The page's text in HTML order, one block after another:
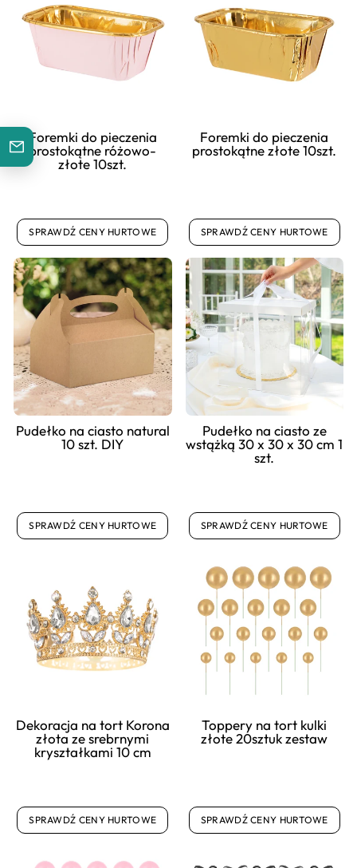
Foremki do pieczenia
prostokątne różowo-
złote 10szt.
SPRAWDŹ CENY HURTOWE
Foremki do pieczenia
prostokątne złote 10szt.
SPRAWDŹ CENY HURTOWE
Pudełko na ciasto natural
10 szt. DIY
SPRAWDŹ CENY HURTOWE
Pudełko na ciasto ze
wstążką 30 x 30 x 30 cm 1
szt.
SPRAWDŹ CENY HURTOWE
Dekoracja na tort Korona
złota ze srebrnymi
kryształkami 10 cm
SPRAWDŹ CENY HURTOWE
Toppery na tort kulki
złote 20sztuk zestaw
SPRAWDŹ CENY HURTOWE